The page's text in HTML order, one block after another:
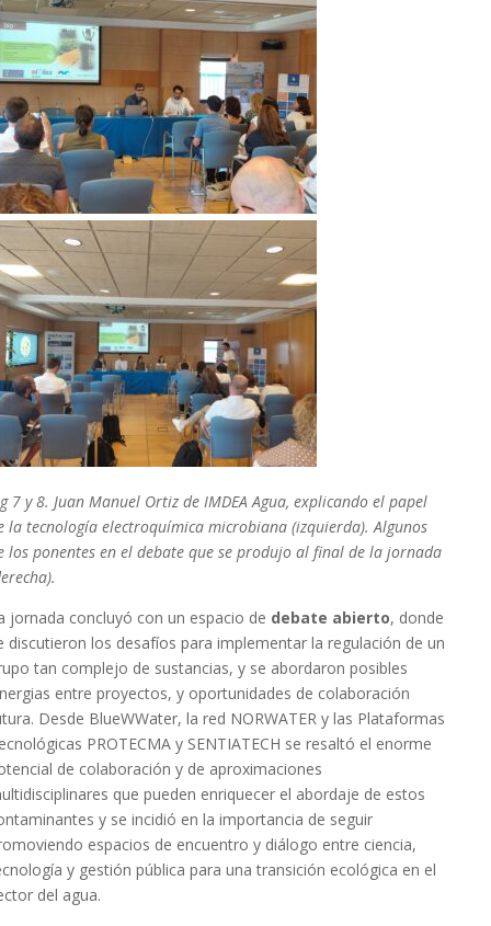
7 y 8. Juan Manuel Ortiz de IMDEA Agua, explicando el papel
la tecnología electroquímica microbiana (izquierda). Algunos
los ponentes en el debate que se produjo al final de la jornada
jornada concluyó con un espacio de debate abierto, donde
discutieron los desafíos para implementar la regulación de un
tan complejo de sustancias, y se abordaron posibles
entre proyectos, y oportunidades de colaboración
Desde BlueWWater, la red NORWATER y las Plataformas
PROTECMA y SENTIATECH se resaltó el enorme
de colaboración y de aproximaciones
que pueden enriquecer el abordaje de estos
y se incidió en la importancia de seguir
espacios de encuentro y diálogo entre ciencia,
y gestión pública para una transición ecológica en el
del agua.